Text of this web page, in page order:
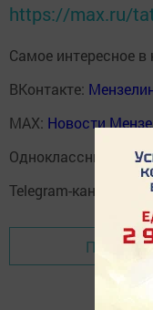
https://max.ru/
Самое интересное
ВКонтакте:
MAX: Новости
Одноклассники:
Telegram-канал:
Перейти